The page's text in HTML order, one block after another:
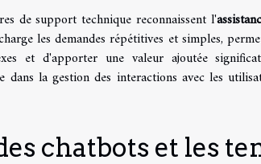
de support technique reconnaissent l'
les demandes répétitives et simples,
et d'apporter une valeur ajoutée
dans la gestion des interactions avec les
chatbots et les